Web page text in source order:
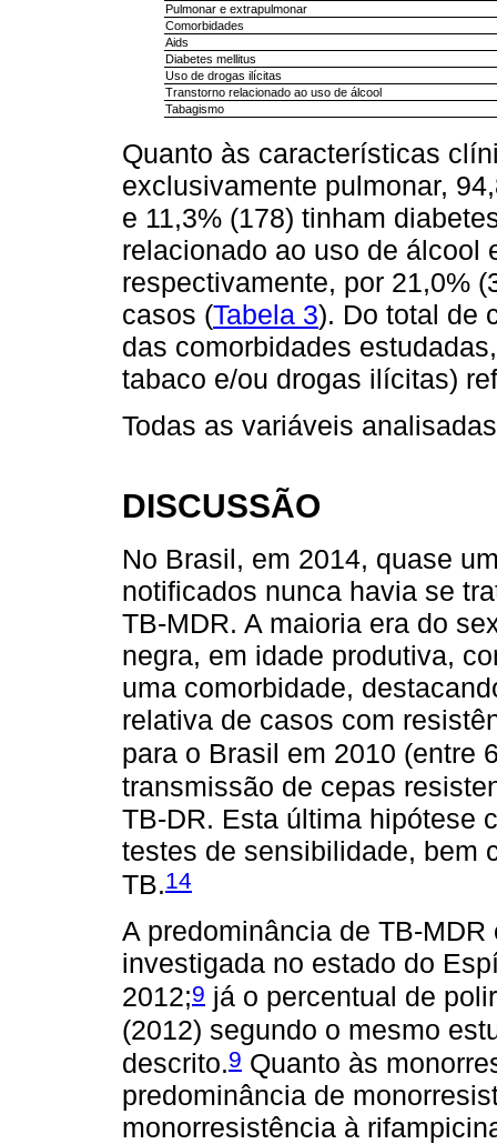
Pulmonar e extrapulmonar
Comorbidades
Aids
Diabetes mellitus
Uso de drogas ilícitas
Transtorno relacionado ao uso de álcool
Tabagismo
Quanto às características
exclusivamente pulmonar,
e 11,3% (178) tinham
relacionado ao uso de álcool
respectivamente, por 21,0%
casos (Tabela 3). Do total de
das comorbidades
tabaco e/ou drogas ilícitas)
Todas as variáveis
DISCUSSÃO
No Brasil, em 2014, quase
notificados nunca havia se
TB-MDR. A maioria era do
negra, em idade produtiva,
uma comorbidade,
relativa de casos com
para o Brasil em 2010 (entre
transmissão de cepas
TB-DR. Esta última hipótese
testes de sensibilidade, bem
TB.14
A predominância de TB-
investigada no estado do
2012;9 já o percentual de
(2012) segundo o mesmo
descrito.9 Quanto às
predominância de
monorresistência à